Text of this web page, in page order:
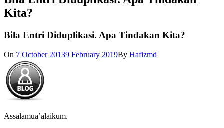
Kita?
Bila Entri Diduplikasi. Apa Tindakan Kita?
On 7 October 20139 February 2019By Hafizmd
Assalamua’alaikum.